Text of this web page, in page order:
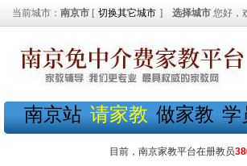
当前城市： 南京市 [ 切换其它城市 ] 选择城市 您好，
南京站 请家教 做家教 学
目前，南京家教平台在册教员